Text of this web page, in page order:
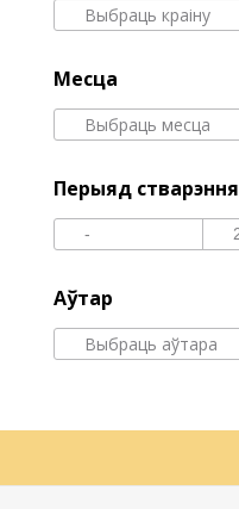
Выбраць краіну
Месца
Выбраць месца
Перыяд стварэння
Аўтар
Выбраць аўтара